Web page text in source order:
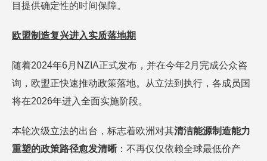
目提供确定性的时间保障。
欧盟制造复兴进入实质落地期
随着2024年6月NZIA正式发布，并在今年2月完成公众咨
询，欧盟正快速推动政策落地。从立法到执行，各成员国
将在2026年进入全面实施阶段。
本轮次级立法的出台，标志着欧洲对其清洁能源制造能力
重塑的政策路径愈发清晰：不再仅仅依赖全球最低价产